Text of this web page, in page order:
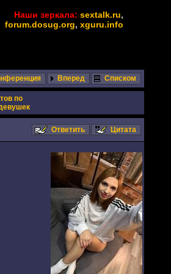
Наши зеркала: sextalk.ru,
forum.dosug.org, xguru.info
Вперед Списком
по
Ответить Цитата